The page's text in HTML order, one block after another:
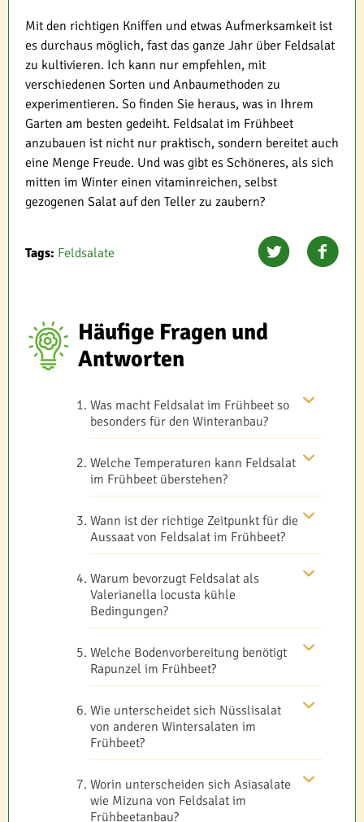
Mit den richtigen Kniffen und etwas Aufmerksamkeit ist
es durchaus möglich, fast das ganze Jahr über Feldsalat
zu kultivieren. Ich kann nur empfehlen, mit
verschiedenen Sorten und Anbaumethoden zu
experimentieren. So finden Sie heraus, was in Ihrem
Garten am besten gedeiht. Feldsalat im Frühbeet
anzubauen ist nicht nur praktisch, sondern bereitet auch
eine Menge Freude. Und was gibt es Schöneres, als sich
mitten im Winter einen vitaminreichen, selbst
gezogenen Salat auf den Teller zu zaubern?
Tags: Feldsalate
Häufige Fragen und
Antworten
Was macht Feldsalat im Frühbeet so
besonders für den Winteranbau?
Welche Temperaturen kann Feldsalat
im Frühbeet überstehen?
Wann ist der richtige Zeitpunkt für die
Aussaat von Feldsalat im Frühbeet?
Warum bevorzugt Feldsalat als
Valerianella locusta kühle
Bedingungen?
Welche Bodenvorbereitung benötigt
Rapunzel im Frühbeet?
Wie unterscheidet sich Nüsslisalat
von anderen Wintersalaten im
Frühbeet?
Worin unterscheiden sich Asiasalate
wie Mizuna von Feldsalat im
Frühbeetanbau?